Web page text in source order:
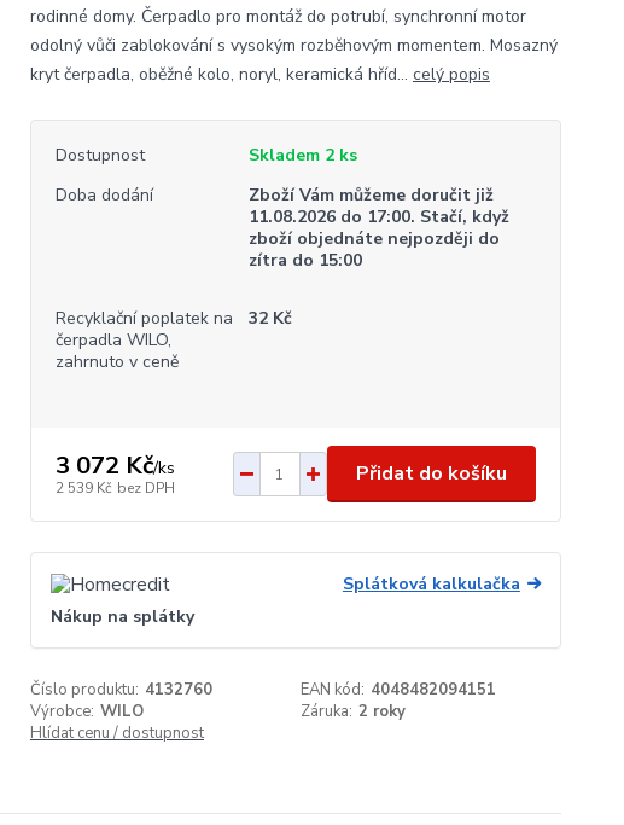
rodinné domy. Čerpadlo pro montáž do potrubí, synchronní motor
odolný vůči zablokování s vysokým rozběhovým momentem. Mosazný
kryt čerpadla, oběžné kolo, noryl, keramická hříd... celý popis
Dostupnost
Skladem 2 ks
Doba dodání
Zboží Vám můžeme doručit již
11.08.2026 do 17:00. Stačí, když
zboží objednáte nejpozději do
zítra do 15:00
Recyklační poplatek na
čerpadla WILO,
zahrnuto v ceně
32 Kč
3 072 Kč/ks
2 539 Kč bez DPH
Přidat do košíku
Splátková kalkulačka
Nákup na splátky
Číslo produktu: 4132760 EAN kód: 4048482094151
Výrobce: WILO Záruka: 2 roky
Hlídat cenu / dostupnost